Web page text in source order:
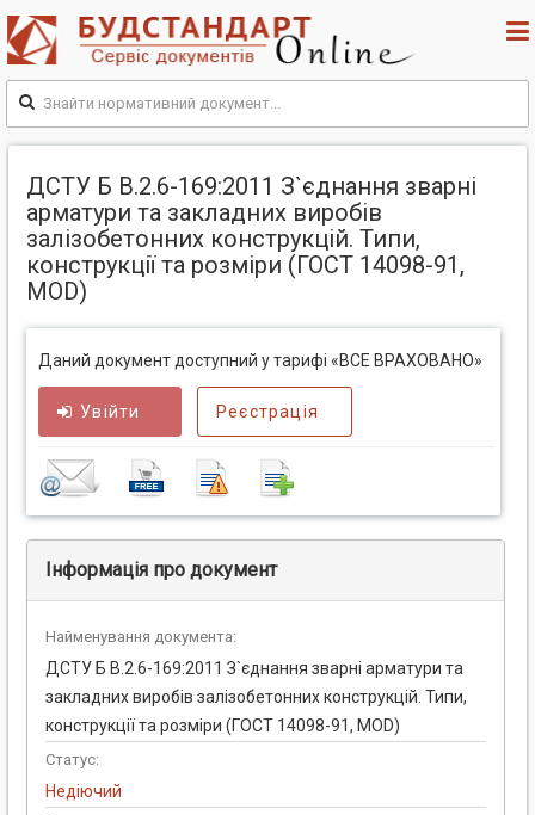
ДСТУ Б В.2.6-169:2011 З`єднання зварні
арматури та закладних виробів
залізобетонних конструкцій. Типи,
конструкції та розміри (ГОСТ 14098-91,
MOD)
Даний документ доступний у тарифі «ВСЕ ВРАХОВАНО»
Увійти Реєстрація
Інформація про документ
Найменування документа:
ДСТУ Б В.2.6-169:2011 З`єднання зварні арматури та
закладних виробів залізобетонних конструкцій. Типи,
конструкції та розміри (ГОСТ 14098-91, MOD)
Статус:
Недіючий